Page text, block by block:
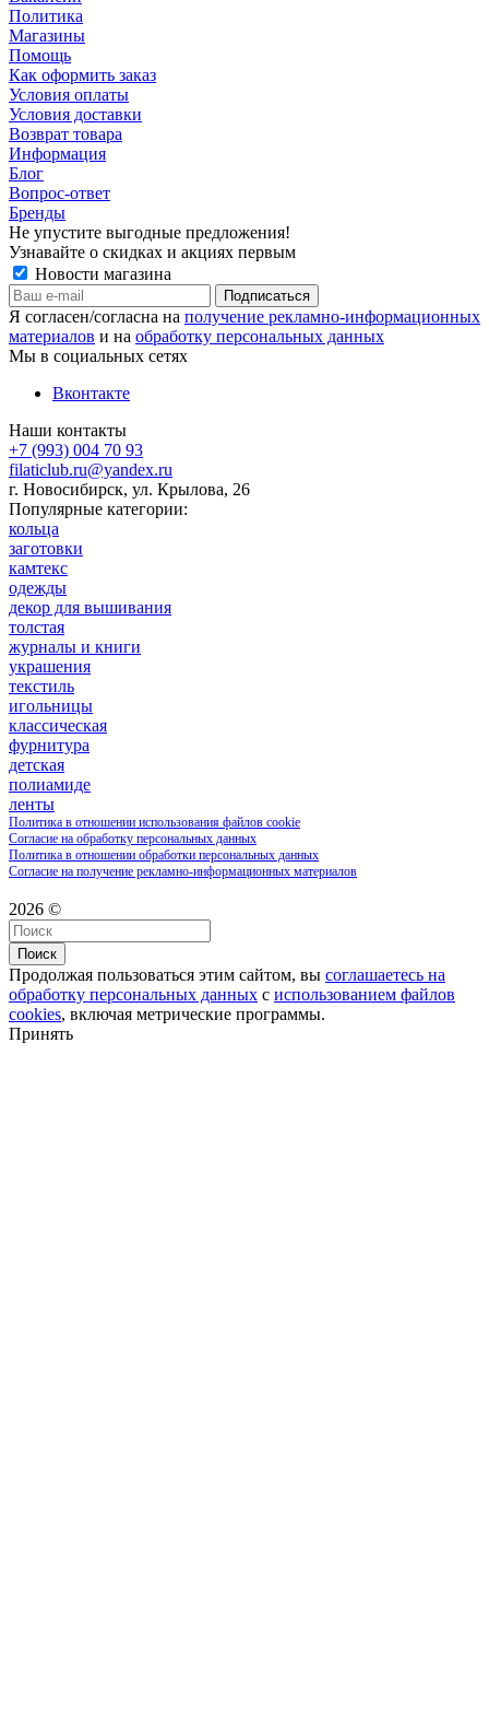
Политика
Магазины
Помощь
Как оформить заказ
Условия оплаты
Условия доставки
Возврат товара
Информация
Блог
Вопрос-ответ
Бренды
Не упустите выгодные предложения!
Узнавайте о скидках и акциях первым
Новости магазина
Я согласен/согласна на получение рекламно-информационных
материалов и на обработку персональных данных
Мы в социальных сетях
Вконтакте
Наши контакты
+7 (993) 004 70 93
filaticlub.ru@yandex.ru
г. Новосибирск, ул. Крылова, 26
Популярные категории:
кольца
заготовки
камтекс
одежды
декор для вышивания
толстая
журналы и книги
украшения
текстиль
игольницы
классическая
фурнитура
детская
полиамиде
ленты
Политика в отношении использования файлов cookie
Согласие на обработку персональных данных
Политика в отношении обработки персональных данных
Согласие на получение рекламно-информационных материалов
2026 ©
Поиск
Продолжая пользоваться этим сайтом, вы соглашаетесь на
обработку персональных данных с использованием файлов
cookies, включая метрические программы.
Принять